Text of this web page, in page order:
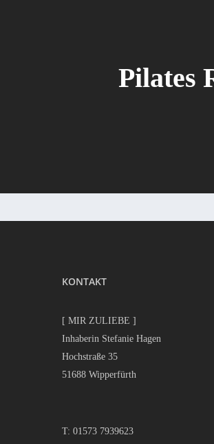
Pilates
KONTAKT
[ MIR ZULIEBE ]
Inhaberin Stefanie Hagen
Hochstraße 35
51688 Wipperfürth
T: 01573 7939623